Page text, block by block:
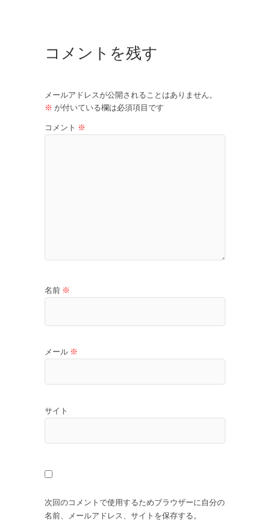
コメントを残す
メールアドレスが公開されることはありません。
※ が付いている欄は必須項目です
コメント ※
名前 ※
メール ※
サイト
次回のコメントで使用するためブラウザーに自分の
名前、メールアドレス、サイトを保存する。